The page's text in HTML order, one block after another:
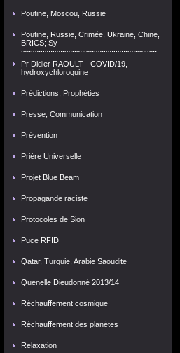
Poutine, Moscou, Russie
Poutine, Russie, Crimée, Ukraine, Chine,
BRICS; Sy
Pr Didier RAOULT - COVID/19,
hydroxychloroquine
Prédictions, Prophéties
Presse, Communication
Prévention
Prière Universelle
Projet Blue Beam
Propagande raciste
Protocoles de Sion
Puce RFID
Qatar, Turquie, Arabie Saoudite
Quenelle Dieudonné 2013/14
Réchauffement cosmique
Réchauffement des planètes
Relaxation